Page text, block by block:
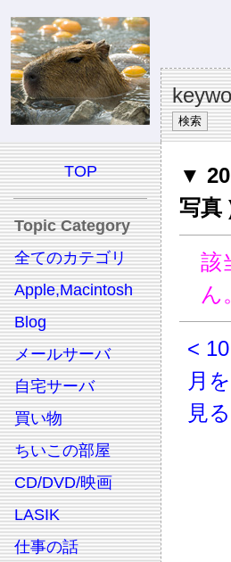
TOP
Topic Category
全てのカテゴリ
Apple,Macintosh
Blog
メールサーバ
自宅サーバ
買い物
ちいこの部屋
CD/DVD/映画
LASIK
仕事の話
▼
写真
該
ん
< 10
月を
見る